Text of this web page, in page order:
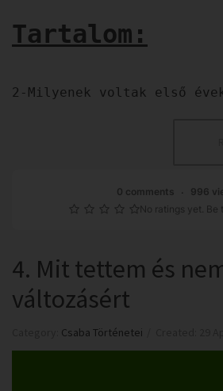
Tartalom:
2-Milyenek voltak első
0 comments
996
No ratings yet. Be
4. Mit tettem és
változásért
Csaba Történetei